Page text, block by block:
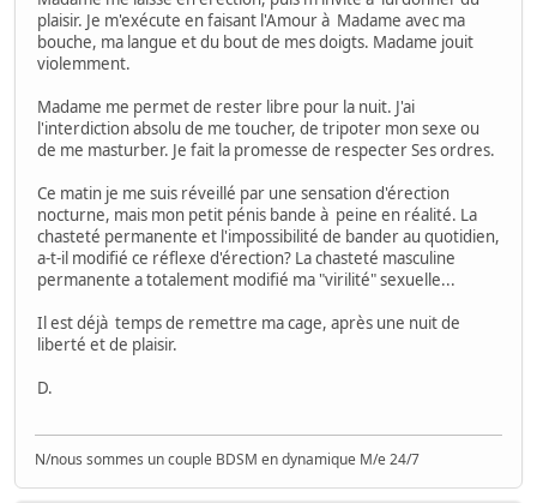
plaisir. Je m'exécute en faisant l'Amour à Madame avec ma
bouche, ma langue et du bout de mes doigts. Madame jouit
violemment.
Madame me permet de rester libre pour la nuit. J'ai
l'interdiction absolu de me toucher, de tripoter mon sexe ou
de me masturber. Je fait la promesse de respecter Ses ordres.
Ce matin je me suis réveillé par une sensation d'érection
nocturne, mais mon petit pénis bande à peine en réalité. La
chasteté permanente et l'impossibilité de bander au quotidien,
a-t-il modifié ce réflexe d'érection? La chasteté masculine
permanente a totalement modifié ma "virilité" sexuelle...
Il est déjà temps de remettre ma cage, après une nuit de
liberté et de plaisir.
D.
N/nous sommes un couple BDSM en dynamique M/e 24/7